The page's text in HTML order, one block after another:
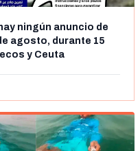
ningún anuncio de
agosto, durante 15
y Ceuta